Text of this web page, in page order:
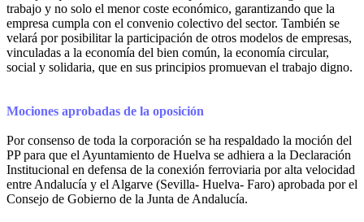
trabajo y no solo el menor coste económico, garantizando que la
empresa cumpla con el convenio colectivo del sector. También se
velará por posibilitar la participación de otros modelos de empresas,
vinculadas a la economía del bien común, la economía circular,
social y solidaria, que en sus principios promuevan el trabajo digno.
Mociones aprobadas de la oposición
Por consenso de toda la corporación se ha respaldado la moción del
PP para que el Ayuntamiento de Huelva se adhiera a la Declaración
Institucional en defensa de la conexión ferroviaria por alta velocidad
entre Andalucía y el Algarve (Sevilla- Huelva- Faro) aprobada por el
Consejo de Gobierno de la Junta de Andalucía.